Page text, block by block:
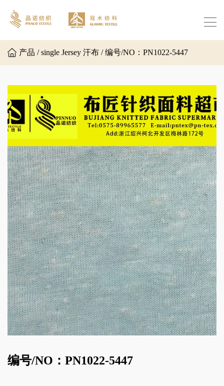
产品 / single Jersey 汗布 / 编号/NO：PN1022-5447
编号/NO：PN1022-5447